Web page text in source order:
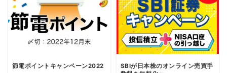
節電ポイントキャンペーン2022
SBIが日本株のオンライン売買手